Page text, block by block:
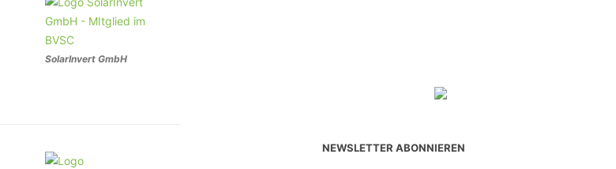
SolarInvert GmbH
NEWSLETTER ABONNIEREN